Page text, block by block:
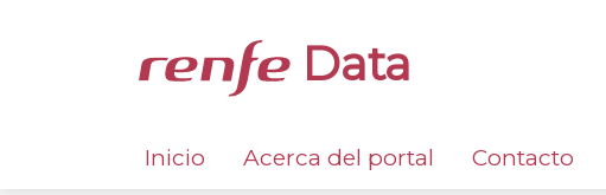
Data
Inicio Acerca del portal Contacto